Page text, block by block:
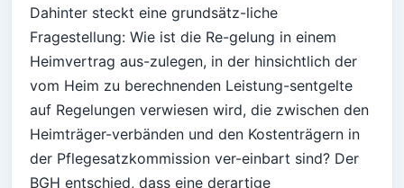
Dahinter steckt eine grundsätz-liche
Fragestellung: Wie ist die Re-gelung in einem
Heimvertrag aus-zulegen, in der hinsichtlich der
vom Heim zu berechnenden Leistung-sentgelte
auf Regelungen verwiesen wird, die zwischen den
Heimträger-verbänden und den Kostenträgern in
der Pflegesatzkommission ver-einbart sind? Der
BGH entschied, dass eine derartige